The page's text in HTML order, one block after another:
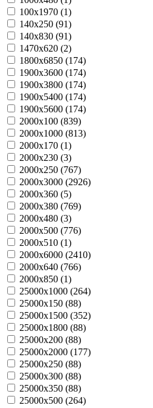
100х1970 (1)
140х250 (91)
140х830 (91)
1470х620 (2)
1800х6850 (174)
1900х3600 (174)
1900х3800 (174)
1900х5400 (174)
1900х5600 (174)
2000х100 (839)
2000х1000 (813)
2000х170 (1)
2000х230 (3)
2000х250 (767)
2000х3000 (2926)
2000х360 (5)
2000х380 (769)
2000х480 (3)
2000х500 (776)
2000х510 (1)
2000х6000 (2410)
2000х640 (766)
2000х850 (1)
25000х1000 (264)
25000х150 (88)
25000х1500 (352)
25000х1800 (88)
25000х200 (88)
25000х2000 (177)
25000х250 (88)
25000х300 (88)
25000х350 (88)
25000х500 (264)